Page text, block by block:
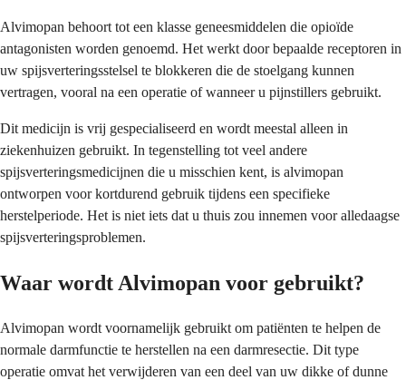
Alvimopan behoort tot een klasse geneesmiddelen die opioïde
antagonisten worden genoemd. Het werkt door bepaalde receptoren in
uw spijsverteringsstelsel te blokkeren die de stoelgang kunnen
vertragen, vooral na een operatie of wanneer u pijnstillers gebruikt.
Dit medicijn is vrij gespecialiseerd en wordt meestal alleen in
ziekenhuizen gebruikt. In tegenstelling tot veel andere
spijsverteringsmedicijnen die u misschien kent, is alvimopan
ontworpen voor kortdurend gebruik tijdens een specifieke
herstelperiode. Het is niet iets dat u thuis zou innemen voor alledaagse
spijsverteringsproblemen.
Waar wordt Alvimopan voor gebruikt?
Alvimopan wordt voornamelijk gebruikt om patiënten te helpen de
normale darmfunctie te herstellen na een darmresectie. Dit type
operatie omvat het verwijderen van een deel van uw dikke of dunne